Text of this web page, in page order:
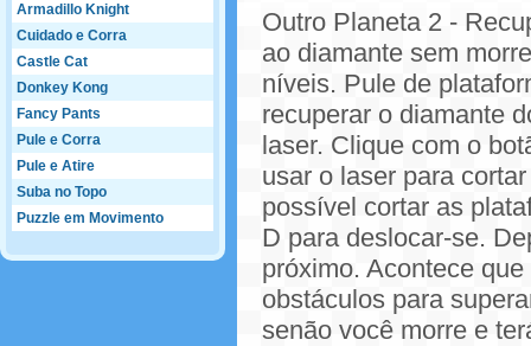
Armadillo Knight
Cuidado e Corra
Castle Cat
Donkey Kong
Fancy Pants
Pule e Corra
Pule e Atire
Suba no Topo
Puzzle em Movimento
Outro Planeta 2 -
ao diamante sem
níveis. Pule de
recuperar o diamante
laser. Clique com o
usar o laser para
possível cortar as
D para deslocar-se.
próximo. Acontece
obstáculos para
senão você morre e